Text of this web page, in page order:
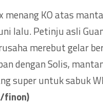
menang KO atas
lalu. Petinju asli
merebut gelar
dengan Solis,
super untuk sabuk
finon)